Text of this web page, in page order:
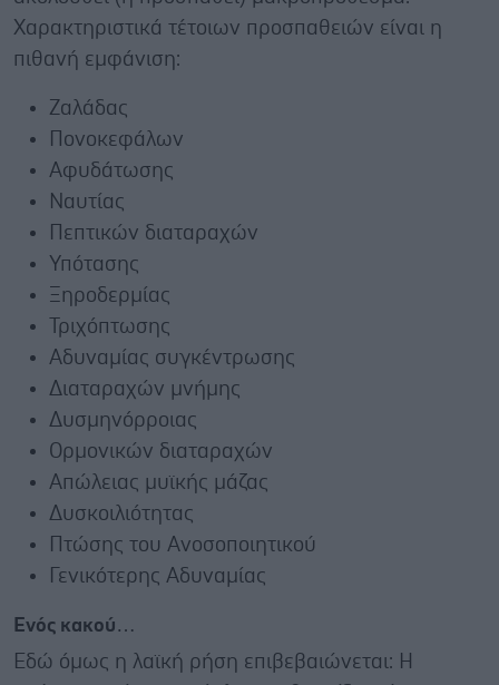
Χαρακτηριστικά τέτοιων προσπαθειών είναι η
πιθανή εμφάνιση:
Ζαλάδας
Πονοκεφάλων
Αφυδάτωσης
Ναυτίας
Πεπτικών διαταραχών
Υπότασης
Ξηροδερμίας
Τριχόπτωσης
Αδυναμίας συγκέντρωσης
Διαταραχών μνήμης
Δυσμηνόρροιας
Ορμονικών διαταραχών
Απώλειας μυϊκής μάζας
Δυσκοιλιότητας
Πτώσης του Ανοσοποιητικού
Γενικότερης Αδυναμίας
Ενός κακού…
Εδώ όμως η λαϊκή ρήση επιβεβαιώνεται: Η